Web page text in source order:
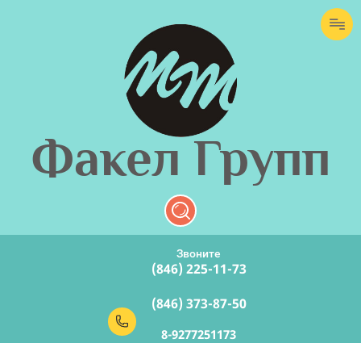
Факел Групп
Звоните
(846) 225-11-73
(846) 373-87-50
8-9277251173